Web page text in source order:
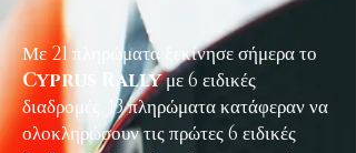
Με 21 πληρώματα ξεκίνησε σήμερα το
Cyprus Rallyμε 6 ειδικές
διαδρομές. 13 πληρώματα κατάφεραν να
ολοκληρώσουν τις πρώτες 6 ειδικές